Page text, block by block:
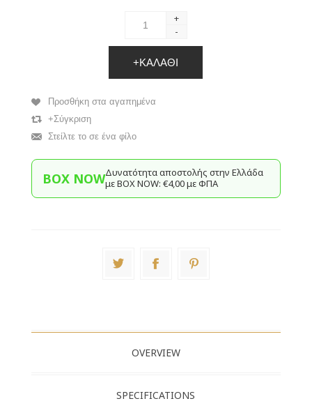
+
-
+ΚΑΛΆΘΙ
Προσθήκη στα αγαπημένα
+Σύγκριση
Στείλτε το σε ένα φίλο
BOX NOWΔυνατότητα αποστολής στην Ελλάδα
με BΟΧ ΝOW: €4,00 με ΦΠΑ
OVERVIEW
SPECIFICATIONS